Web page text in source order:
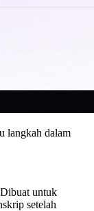
langkah dalam
untuk
setelah